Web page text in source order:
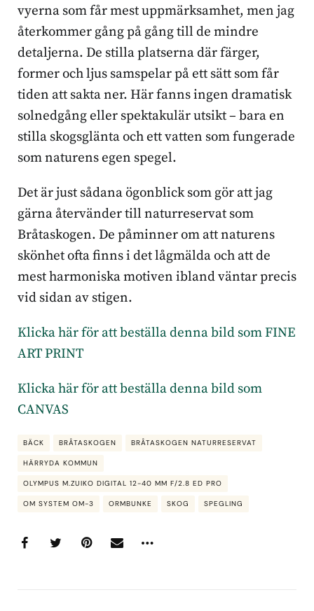
vyerna som får mest uppmärksamhet, men jag
återkommer gång på gång till de mindre
detaljerna. De stilla platserna där färger,
former och ljus samspelar på ett sätt som får
tiden att sakta ner. Här fanns ingen dramatisk
solnedgång eller spektakulär utsikt – bara en
stilla skogsglänta och ett vatten som fungerade
som naturens egen spegel.
Det är just sådana ögonblick som gör att jag
gärna återvänder till naturreservat som
Bråtaskogen. De påminner om att naturens
skönhet ofta finns i det lågmälda och att de
mest harmoniska motiven ibland väntar precis
vid sidan av stigen.
Klicka här för att beställa denna bild som FINE
ART PRINT
Klicka här för att beställa denna bild som
CANVAS
BÄCK BRÅTASKOGEN BRÅTASKOGEN NATURRESERVAT
HÄRRYDA KOMMUN
OLYMPUS M.ZUIKO DIGITAL 12-40 MM F/2.8 ED PRO
OM SYSTEM OM-3 ORMBUNKE SKOG SPEGLING